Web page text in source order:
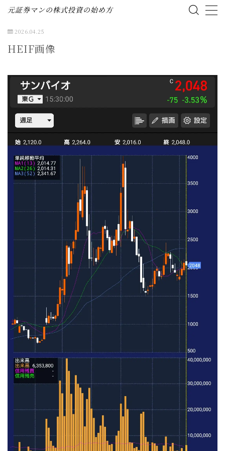
元証券マンの株式投資の始め方
MENU
株式投資の始め方
投資ブログ（資産公開）
2026.04.25
HEIF画像